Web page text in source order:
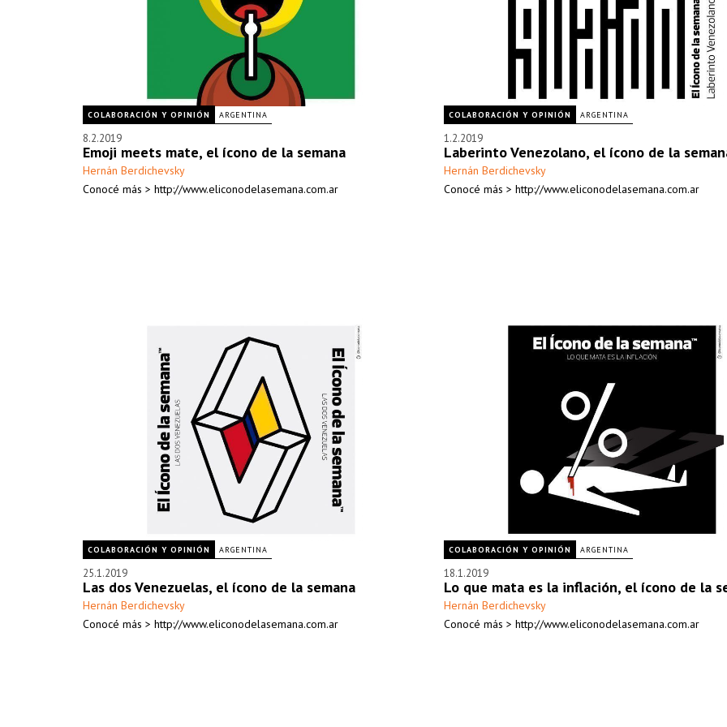
COLABORACIÓN Y OPINIÓN ARGENTINA
8.2.2019
Emoji meets mate, el ícono de la semana
Hernán Berdichevsky
Conocé más > http://www.eliconodelasemana.com.ar
COLABORACIÓN Y OPINIÓN ARGENTINA
1.2.2019
Laberinto Venezolano, el ícono de la
Hernán Berdichevsky
Conocé más > http://www.eliconodelasemana.com.ar
COLABORACIÓN Y OPINIÓN ARGENTINA
25.1.2019
Las dos Venezuelas, el ícono de la semana
Hernán Berdichevsky
Conocé más > http://www.eliconodelasemana.com.ar
COLABORACIÓN Y OPINIÓN ARGENTINA
18.1.2019
Lo que mata es la inflación, el ícono de la
Hernán Berdichevsky
Conocé más > http://www.eliconodelasemana.com.ar